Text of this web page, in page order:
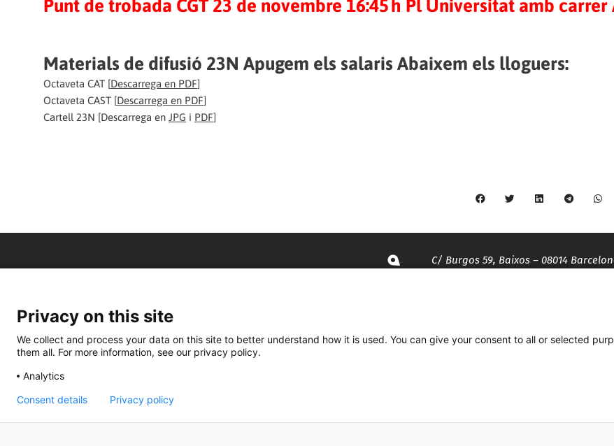
Punt de trobada CGT 23 de novembre 16:45 h Pl Universitat amb carrer
Materials de difusió 23N Apugem els salaris Abaixem els lloguers:
Octaveta CAT [Descarrega en PDF]
Octaveta CAST [Descarrega en PDF]
Cartell 23N [Descarrega en JPG i PDF]
C/ Burgos 59, Baixos – 08014
935 120 481
Privacy on this site
We collect and process your data on this site to better understand how it is used. You can give your consent to all or selected
them all. For more information, see our privacy policy.
Analytics
Consent details Privacy policy